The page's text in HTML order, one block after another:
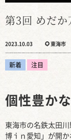
第3回 めだ
2023.10.03 東海市
新着 注目
個性豊か
東海市の名鉄太田
博ｉｎ愛知」が開